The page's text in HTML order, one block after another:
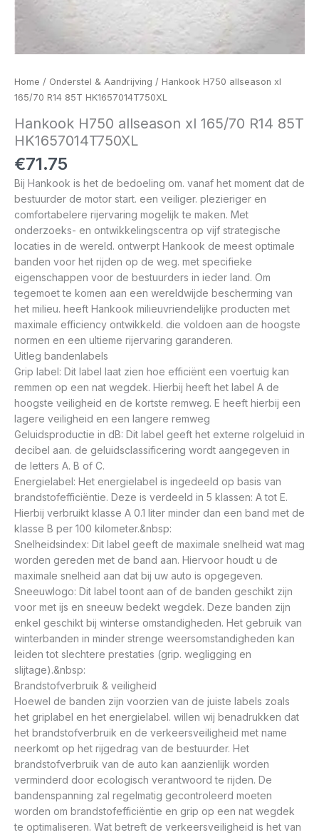
Home / Onderstel & Aandrijving / Hankook H750 allseason xl
165/70 R14 85T HK1657014T750XL
Hankook H750 allseason xl 165/70 R14 85T
HK1657014T750XL
€71.75
Bij Hankook is het de bedoeling om. vanaf het moment dat de
bestuurder de motor start. een veiliger. plezieriger en
comfortabelere rijervaring mogelijk te maken. Met
onderzoeks- en ontwikkelingscentra op vijf strategische
locaties in de wereld. ontwerpt Hankook de meest optimale
banden voor het rijden op de weg. met specifieke
eigenschappen voor de bestuurders in ieder land. Om
tegemoet te komen aan een wereldwijde bescherming van
het milieu. heeft Hankook milieuvriendelijke producten met
maximale efficiency ontwikkeld. die voldoen aan de hoogste
normen en een ultieme rijervaring garanderen.
Uitleg bandenlabels
Grip label: Dit label laat zien hoe efficiënt een voertuig kan
remmen op een nat wegdek. Hierbij heeft het label A de
hoogste veiligheid en de kortste remweg. E heeft hierbij een
lagere veiligheid en een langere remweg
Geluidsproductie in dB: Dit label geeft het externe rolgeluid in
decibel aan. de geluidsclassificering wordt aangegeven in
de letters A. B of C.
Energielabel: Het energielabel is ingedeeld op basis van
brandstofefficiëntie. Deze is verdeeld in 5 klassen: A tot E.
Hierbij verbruikt klasse A 0.1 liter minder dan een band met de
klasse B per 100 kilometer.&nbsp:
Snelheidsindex: Dit label geeft de maximale snelheid wat mag
worden gereden met de band aan. Hiervoor houdt u de
maximale snelheid aan dat bij uw auto is opgegeven.
Sneeuwlogo: Dit label toont aan of de banden geschikt zijn
voor met ijs en sneeuw bedekt wegdek. Deze banden zijn
enkel geschikt bij winterse omstandigheden. Het gebruik van
winterbanden in minder strenge weersomstandigheden kan
leiden tot slechtere prestaties (grip. wegligging en
slijtage).&nbsp:
Brandstofverbruik & veiligheid
Hoewel de banden zijn voorzien van de juiste labels zoals
het griplabel en het energielabel. willen wij benadrukken dat
het brandstofverbruik en de verkeersveiligheid met name
neerkomt op het rijgedrag van de bestuurder. Het
brandstofverbruik van de auto kan aanzienlijk worden
verminderd door ecologisch verantwoord te rijden. De
bandenspanning zal regelmatig gecontroleerd moeten
worden om brandstofefficiëntie en grip op een nat wegdek
te optimaliseren. Wat betreft de verkeersveiligheid is het van